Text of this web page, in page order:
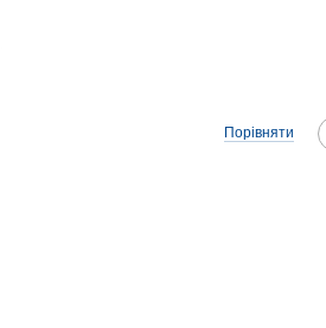
Порівняти